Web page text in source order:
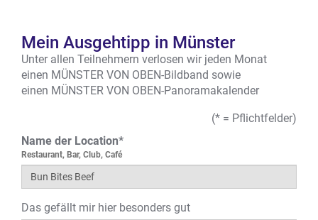
Mein Ausgehtipp in Münster
Unter allen Teilnehmern verlosen wir jeden Monat
einen MÜNSTER VON OBEN-Bildband sowie
einen MÜNSTER VON OBEN-Panoramakalender
(* = Pflichtfelder)
Name der Location*
Restaurant, Bar, Club, Café
Das gefällt mir hier besonders gut